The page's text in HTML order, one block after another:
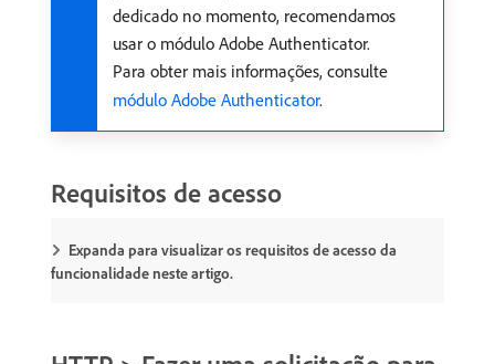
dedicado no momento, recomendamos
usar o módulo Adobe Authenticator.
Para obter mais informações, consulte
módulo Adobe Authenticator.
Requisitos de acesso
Expanda para visualizar os requisitos de acesso da
funcionalidade neste artigo.